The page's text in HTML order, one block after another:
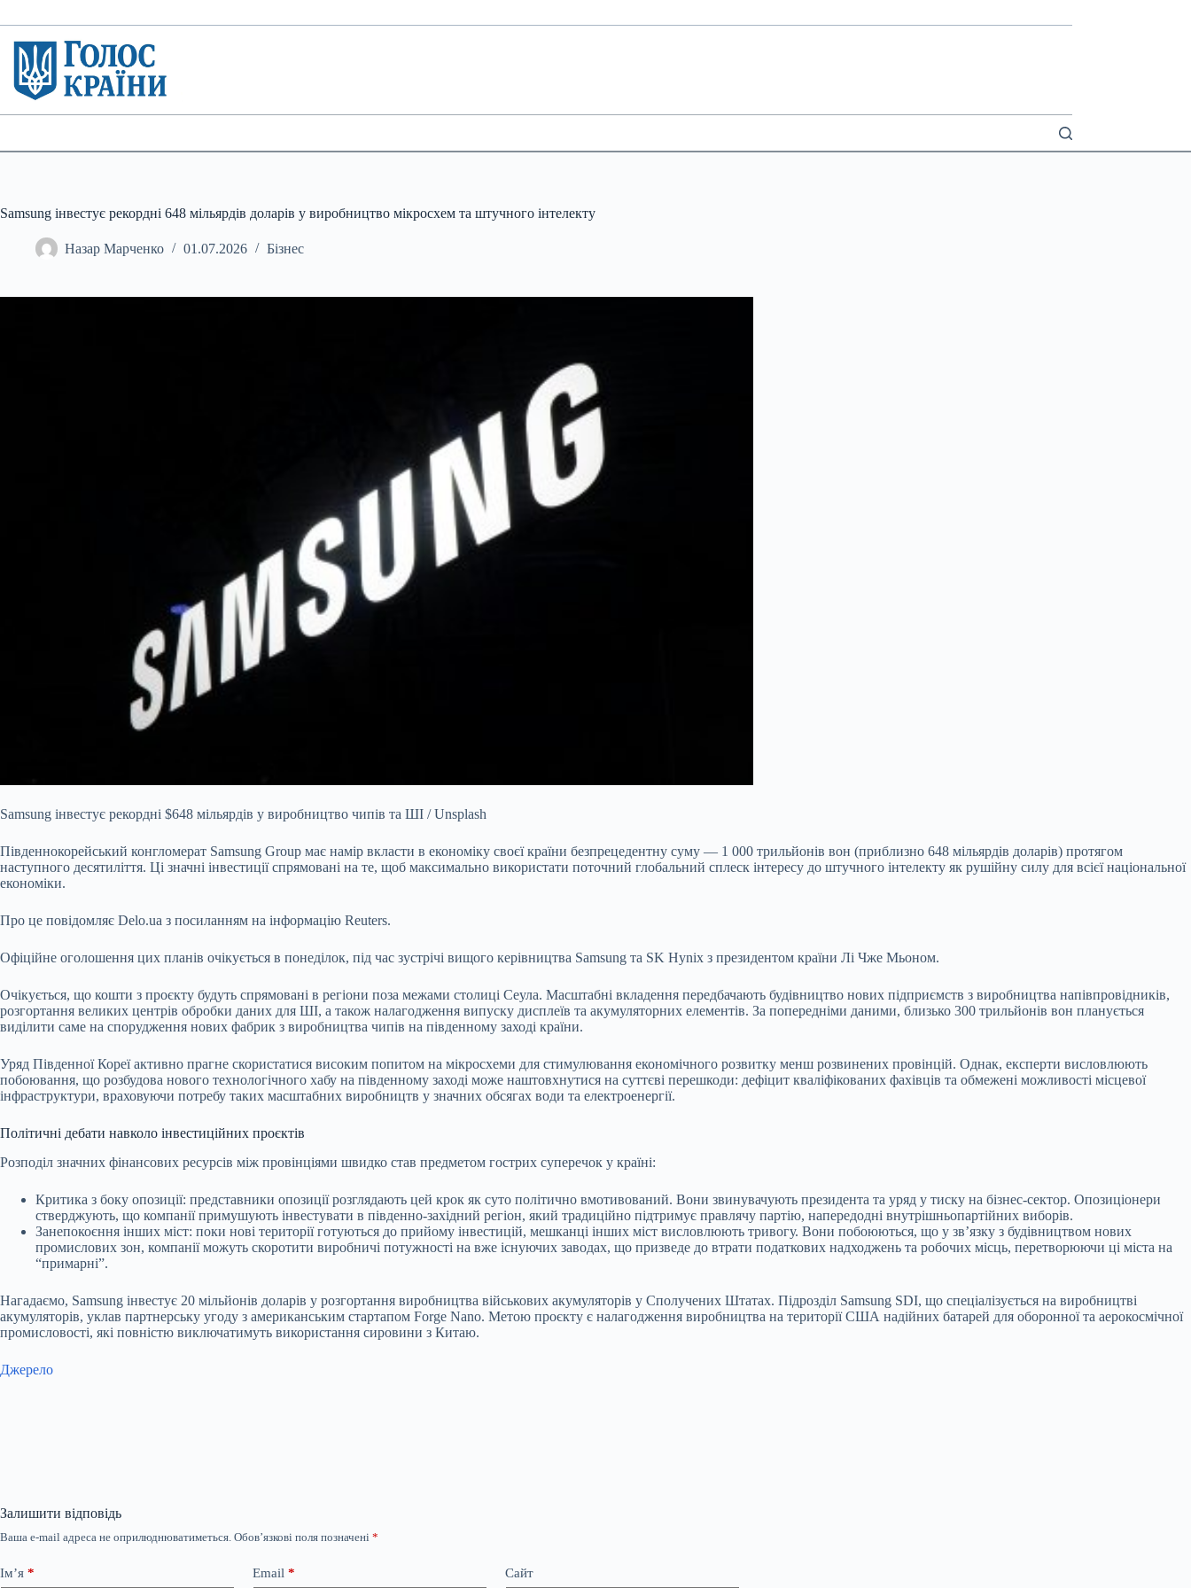
до
вмісту
Samsung інвестує рекордні 648 мільярдів доларів у виробництво мікросхем та штучного інтелекту
Назар Марченко 01.07.2026 Бізнес
Samsung інвестує рекордні $648 мільярдів у виробництво чипів та ШІ / Unsplash
Південнокорейський конгломерат Samsung Group має намір вкласти в економіку своєї країни безпрецедентну суму — 1 000 трильйонів вон (приблизно 648 мільярдів доларів) протягом
наступного десятиліття. Ці значні інвестиції спрямовані на те, щоб максимально використати поточний глобальний сплеск інтересу до штучного інтелекту як рушійну силу для всієї національної
економіки.
Про це повідомляє Delo.ua з посиланням на інформацію Reuters.
Офіційне оголошення цих планів очікується в понеділок, під час зустрічі вищого керівництва Samsung та SK Hynix з президентом країни Лі Чже Мьоном.
Очікується, що кошти з проєкту будуть спрямовані в регіони поза межами столиці Сеула. Масштабні вкладення передбачають будівництво нових підприємств з виробництва напівпровідників,
розгортання великих центрів обробки даних для ШІ, а також налагодження випуску дисплеїв та акумуляторних елементів. За попередніми даними, близько 300 трильйонів вон планується
виділити саме на спорудження нових фабрик з виробництва чипів на південному заході країни.
Уряд Південної Кореї активно прагне скористатися високим попитом на мікросхеми для стимулювання економічного розвитку менш розвинених провінцій. Однак, експерти висловлюють
побоювання, що розбудова нового технологічного хабу на південному заході може наштовхнутися на суттєві перешкоди: дефіцит кваліфікованих фахівців та обмежені можливості місцевої
інфраструктури, враховуючи потребу таких масштабних виробництв у значних обсягах води та електроенергії.
Політичні дебати навколо інвестиційних проєктів
Розподіл значних фінансових ресурсів між провінціями швидко став предметом гострих суперечок у країні:
Критика з боку опозиції: представники опозиції розглядають цей крок як суто політично вмотивований. Вони звинувачують президента та уряд у тиску на бізнес-сектор. Опозиціонери
стверджують, що компанії примушують інвестувати в південно-західний регіон, який традиційно підтримує правлячу партію, напередодні внутрішньопартійних виборів.
Занепокоєння інших міст: поки нові території готуються до прийому інвестицій, мешканці інших міст висловлюють тривогу. Вони побоюються, що у зв’язку з будівництвом нових
промислових зон, компанії можуть скоротити виробничі потужності на вже існуючих заводах, що призведе до втрати податкових надходжень та робочих місць, перетворюючи ці міста на
“примарні”.
Нагадаємо, Samsung інвестує 20 мільйонів доларів у розгортання виробництва військових акумуляторів у Сполучених Штатах. Підрозділ Samsung SDI, що спеціалізується на виробництві
акумуляторів, уклав партнерську угоду з американським стартапом Forge Nano. Метою проєкту є налагодження виробництва на території США надійних батарей для оборонної та аерокосмічної
промисловості, які повністю виключатимуть використання сировини з Китаю.
Джерело
Залишити відповідь
Ваша e-mail адреса не оприлюднюватиметься. Обов’язкові поля позначені *
Ім’я * Email * Сайт